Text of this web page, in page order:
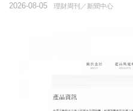
理財周刊／新聞中心
2026-08-05